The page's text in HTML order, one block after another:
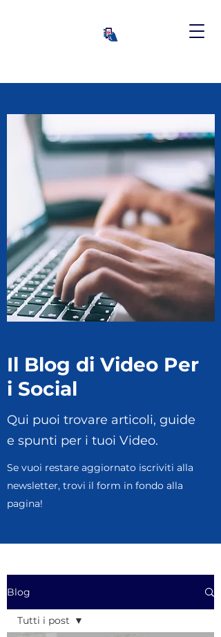
Il Blog di Video Per
i Social
Qui puoi trovare articoli, guide
e spunti per i tuoi Video.
Se vuoi restare aggiornato iscriviti alla
newsletter, trovi il form in fondo alla
pagina!
Blog
Tutti i post